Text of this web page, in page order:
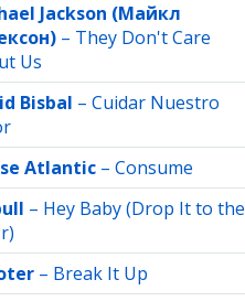
Jackson (Майкл
– They Don't Care
Us
Bisbal – Cuidar Nuestro
Atlantic – Consume
– Hey Baby (Drop It to the
– Break It Up